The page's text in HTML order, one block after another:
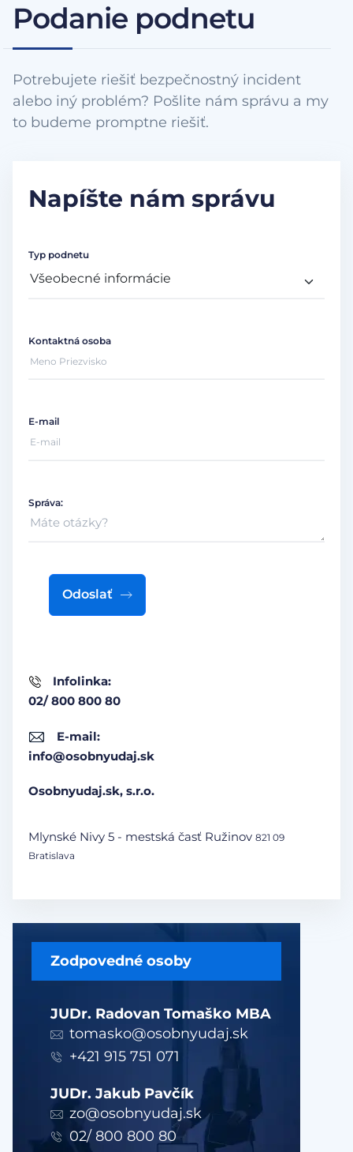
Podanie podnetu
Potrebujete riešiť bezpečnostný incident
alebo iný problém? Pošlite nám správu a my
to budeme promptne riešiť.
Zodpovedné osoby
JUDr. Radovan Tomaško MBA
tomasko@osobnyudaj.sk
+421 915 751 071
JUDr. Jakub Pavčík
zo@osobnyudaj.sk
02/ 800 800 80
Napíšte nám správu
Infolinka:
02/ 800 800 80
E-mail:
info@osobnyudaj.sk
Osobnyudaj.sk, s.r.o.
Mlynské Nivy 5 - mestská časť Ružinov 821 09
Bratislava
Typ podnetu
Kontaktná osoba
E-mail
Správa:
Odoslať